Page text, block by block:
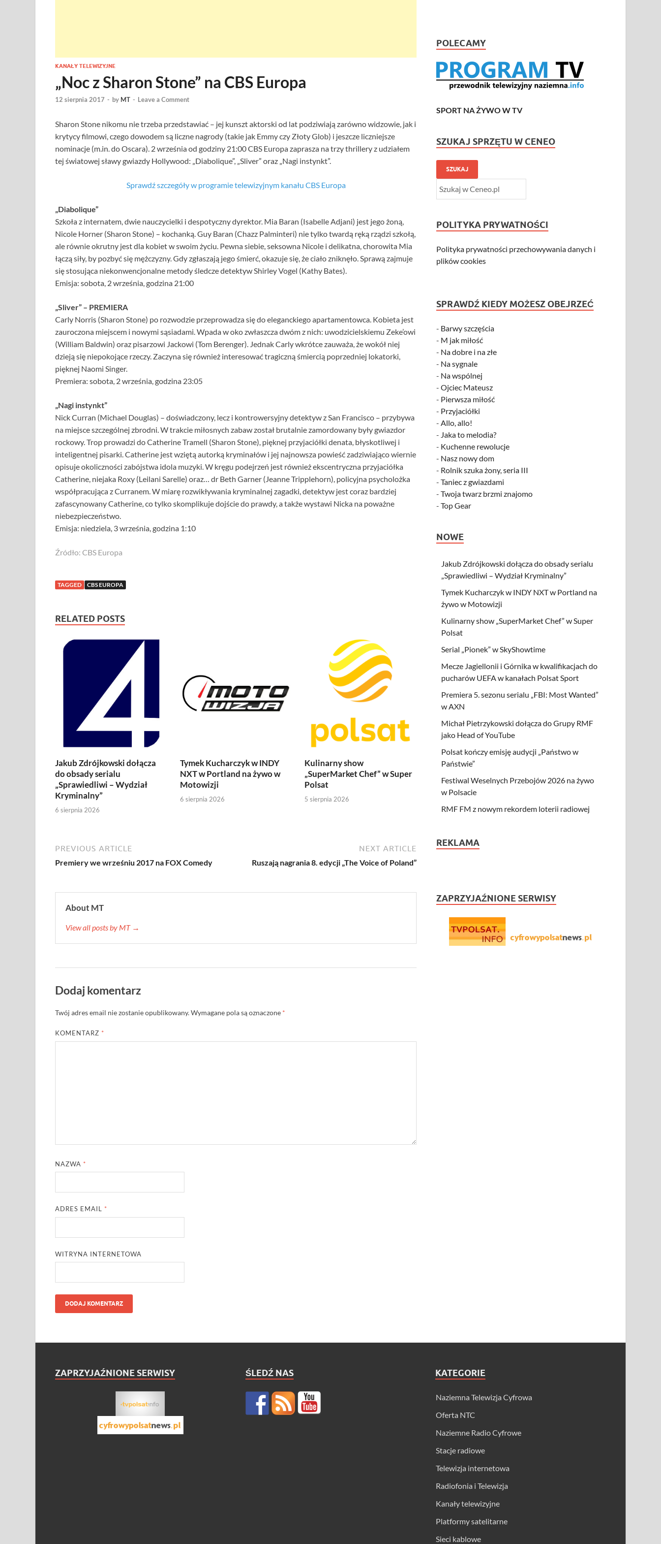
KANAŁY TELEWIZYJNE
„Noc z Sharon Stone” na CBS Europa
12 sierpnia 2017 - by MT - Leave a Comment
Sharon Stone nikomu nie trzeba przedstawiać – jej kunszt aktorski od lat podziwiają zarówno widzowie, jak i
krytycy filmowi, czego dowodem są liczne nagrody (takie jak Emmy czy Złoty Glob) i jeszcze liczniejsze
nominacje (m.in. do Oscara). 2 września od godziny 21:00 CBS Europa zaprasza na trzy thrillery z udziałem
tej światowej sławy gwiazdy Hollywood: „Diabolique”, „Sliver” oraz „Nagi instynkt”.
Sprawdź szczegóły w programie telewizyjnym kanału CBS Europa
„Diabolique”
Szkoła z internatem, dwie nauczycielki i despotyczny dyrektor. Mia Baran (Isabelle Adjani) jest jego żoną,
Nicole Horner (Sharon Stone) – kochanką. Guy Baran (Chazz Palminteri) nie tylko twardą ręką rządzi szkołą,
ale równie okrutny jest dla kobiet w swoim życiu. Pewna siebie, seksowna Nicole i delikatna, chorowita Mia
łączą siły, by pozbyć się mężczyzny. Gdy zgłaszają jego śmierć, okazuje się, że ciało zniknęło. Sprawą zajmuje
się stosująca niekonwencjonalne metody śledcze detektyw Shirley Vogel (Kathy Bates).
Emisja: sobota, 2 września, godzina 21:00
„Sliver” – PREMIERA
Carly Norris (Sharon Stone) po rozwodzie przeprowadza się do eleganckiego apartamentowca. Kobieta jest
zauroczona miejscem i nowymi sąsiadami. Wpada w oko zwłaszcza dwóm z nich: uwodzicielskiemu Zeke’owi
(William Baldwin) oraz pisarzowi Jackowi (Tom Berenger). Jednak Carly wkrótce zauważa, że wokół niej
dzieją się niepokojące rzeczy. Zaczyna się również interesować tragiczną śmiercią poprzedniej lokatorki,
pięknej Naomi Singer.
Premiera: sobota, 2 września, godzina 23:05
„Nagi instynkt”
Nick Curran (Michael Douglas) – doświadczony, lecz i kontrowersyjny detektyw z San Francisco – przybywa
na miejsce szczególnej zbrodni. W trakcie miłosnych zabaw został brutalnie zamordowany były gwiazdor
rockowy. Trop prowadzi do Catherine Tramell (Sharon Stone), pięknej przyjaciółki denata, błyskotliwej i
inteligentnej pisarki. Catherine jest wziętą autorką kryminałów i jej najnowsza powieść zadziwiająco wiernie
opisuje okoliczności zabójstwa idola muzyki. W kręgu podejrzeń jest również ekscentryczna przyjaciółka
Catherine, niejaka Roxy (Leilani Sarelle) oraz… dr Beth Garner (Jeanne Tripplehorn), policyjna psycholożka
współpracująca z Curranem. W miarę rozwikływania kryminalnej zagadki, detektyw jest coraz bardziej
zafascynowany Catherine, co tylko skomplikuje dojście do prawdy, a także wystawi Nicka na poważne
niebezpieczeństwo.
Emisja: niedziela, 3 września, godzina 1:10
Źródło: CBS Europa
TAGGED CBS EUROPA
RELATED POSTS
Jakub Zdrójkowski dołącza
do obsady serialu
„Sprawiedliwi – Wydział
Kryminalny”
6 sierpnia 2026
Tymek Kucharczyk w INDY
NXT w Portland na żywo w
Motowizji
6 sierpnia 2026
Kulinarny show
„SuperMarket Chef” w Super
Polsat
5 sierpnia 2026
PREVIOUS ARTICLE
Premiery we wrześniu 2017 na FOX Comedy
NEXT ARTICLE
Ruszają nagrania 8. edycji „The Voice of Poland”
About MT
View all posts by MT →
Dodaj komentarz
Twój adres email nie zostanie opublikowany.Wymagane pola są oznaczone *
KOMENTARZ *
NAZWA *
ADRES EMAIL *
WITRYNA INTERNETOWA
POLECAMY
SPORT NA ŻYWO W TV
SZUKAJ SPRZĘTU W CENEO
SZUKAJ
POLITYKA PRYWATNOŚCI
Polityka prywatności przechowywania danych i
plików cookies
SPRAWDŹ KIEDY MOŻESZ OBEJRZEĆ
- Barwy szczęścia
- M jak miłość
- Na dobre i na złe
- Na sygnale
- Na wspólnej
-Ojciec Mateusz
- Pierwsza miłość
- Przyjaciółki
-Allo, allo!
- Jaka to melodia?
- Kuchenne rewolucje
- Nasz nowy dom
- Rolnik szuka żony, seria III
-Taniec z gwiazdami
-Twoja twarz brzmi znajomo
-Top Gear
NOWE
Jakub Zdrójkowski dołącza do obsady serialu
„Sprawiedliwi – Wydział Kryminalny”
Tymek Kucharczyk w INDY NXT w Portland na
żywo w Motowizji
Kulinarny show „SuperMarket Chef” w Super
Polsat
Serial „Pionek” w SkyShowtime
Mecze Jagiellonii i Górnika w kwalifikacjach do
pucharów UEFA w kanałach Polsat Sport
Premiera 5. sezonu serialu „FBI: Most Wanted”
w AXN
Michał Pietrzykowski dołącza do Grupy RMF
jako Head of YouTube
Polsat kończy emisję audycji „Państwo w
Państwie”
Festiwal Weselnych Przebojów 2026 na żywo
w Polsacie
RMF FM z nowym rekordem loterii radiowej
REKLAMA
ZAPRZYJAŹNIONE SERWISY
ZAPRZYJAŹNIONE SERWISY ŚLEDŹ NAS KATEGORIE
Naziemna Telewizja Cyfrowa
Oferta NTC
Naziemne Radio Cyfrowe
Stacje radiowe
Telewizja internetowa
Radiofonia i Telewizja
Kanały telewizyjne
Platformy satelitarne
Sieci kablowe